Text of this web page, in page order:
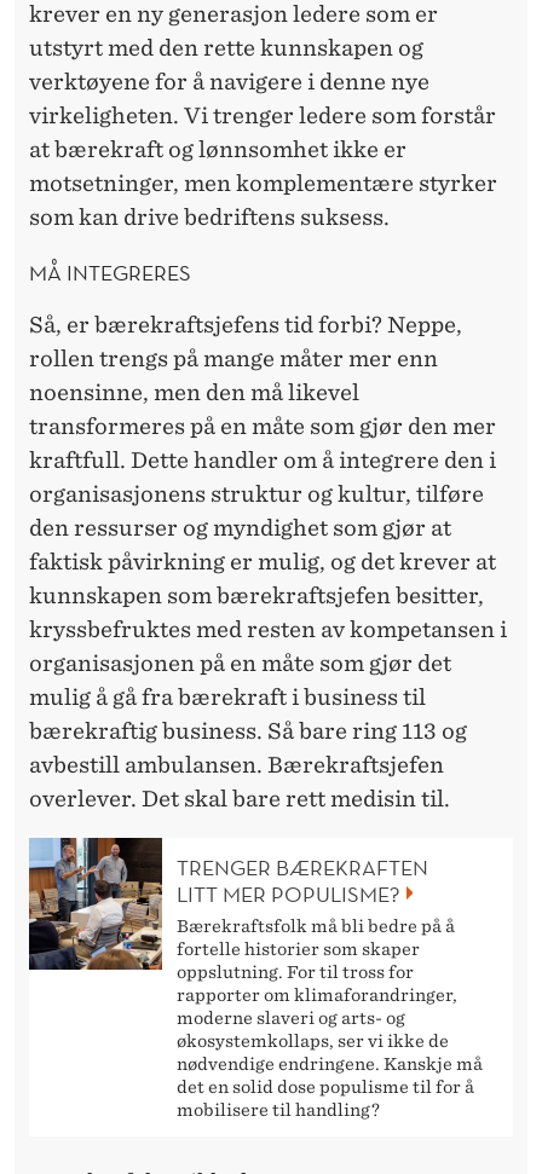
krever en ny generasjon ledere som er
utstyrt med den rette kunnskapen og
verktøyene for å navigere i denne nye
virkeligheten. Vi trenger ledere som forstår
at bærekraft og lønnsomhet ikke er
motsetninger, men komplementære styrker
som kan drive bedriftens suksess.
MÅ INTEGRERES
Så, er bærekraftsjefens tid forbi? Neppe,
rollen trengs på mange måter mer enn
noensinne, men den må likevel
transformeres på en måte som gjør den mer
kraftfull. Dette handler om å integrere den i
organisasjonens struktur og kultur, tilføre
den ressurser og myndighet som gjør at
faktisk påvirkning er mulig, og det krever at
kunnskapen som bærekraftsjefen besitter,
kryssbefruktes med resten av kompetansen i
organisasjonen på en måte som gjør det
mulig å gå fra bærekraft i business til
bærekraftig business. Så bare ring 113 og
avbestill ambulansen. Bærekraftsjefen
overlever. Det skal bare rett medisin til.
TRENGER BÆREKRAFTEN
LITT MER POPULISME?
Bærekraftsfolk må bli bedre på å
fortelle historier som skaper
oppslutning. For til tross for
rapporter om klimaforandringer,
moderne slaveri og arts- og
økosystemkollaps, ser vi ikke de
nødvendige endringene. Kanskje må
det en solid dose populisme til for å
mobilisere til handling?